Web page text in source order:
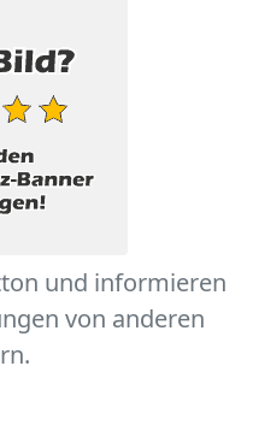
und informieren
von anderen